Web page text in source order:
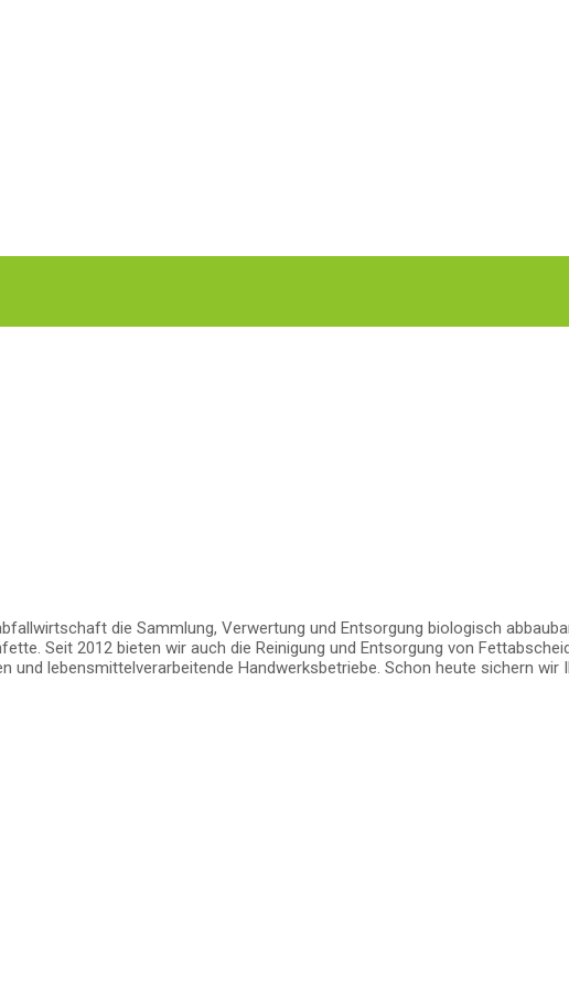
die Sammlung, Verwertung und Entsorgung biologisch
Seit 2012 bieten wir auch die Reinigung und Entsorgung von
und lebensmittelverarbeitende Handwerksbetriebe. Schon heute sichern wir